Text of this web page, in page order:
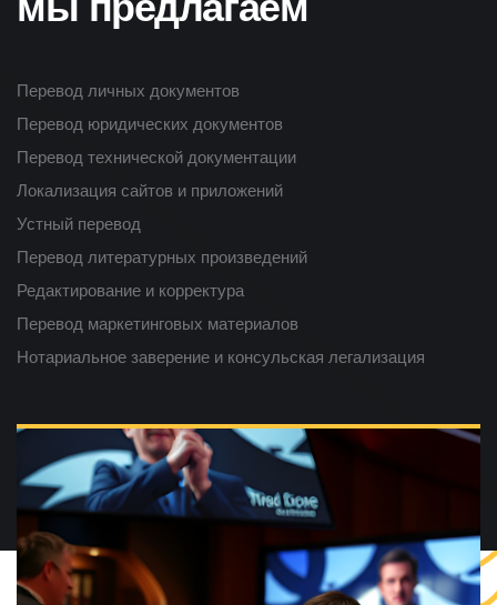
Перевод личных документов
Перевод юридических документов
Перевод технической документации
Локализация сайтов и приложений
Устный перевод
Перевод литературных произведений
Редактирование и корректура
Перевод маркетинговых материалов
Нотариальное заверение и консульская легализация